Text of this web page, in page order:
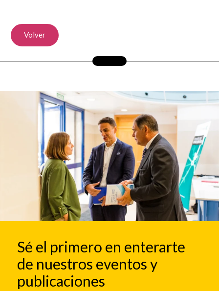
Volver
Sé el primero en enterarte
de nuestros eventos y
publicaciones